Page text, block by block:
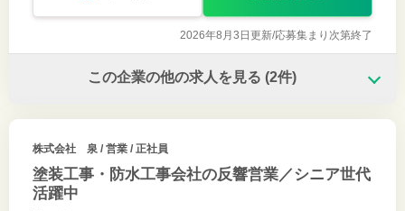
2026年8月3日更新/応募集まり次第終了
この企業の他の求人を見る (2件)
株式会社 泉 / 営業 / 正社員
塗装工事・防水工事会社の反響営業／シニア世代
活躍中